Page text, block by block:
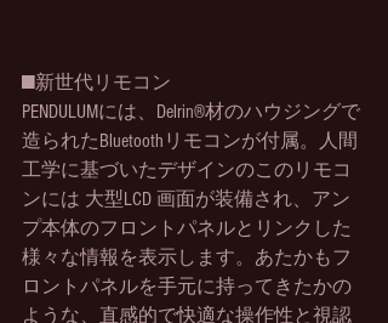
■新世代リモコン
PENDULUMには、Delrin®材のハウジングで
造られたBluetoothリモコンが付属。人間
工学に基づいたデザインのこのリモコ
ンには 大型LCD 画面が装備され、アン
プ本体のフロントパネルとリンクした
様々な情報を表示します。あたかもフ
ロントパネルを手元に持ってきたかの
ような、直感的で快適な操作性と視認